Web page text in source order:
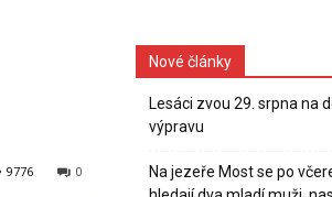
0
9776
Nové články
Lesáci zvou 29. srpna na
výpravu
Na jezeře Most se po